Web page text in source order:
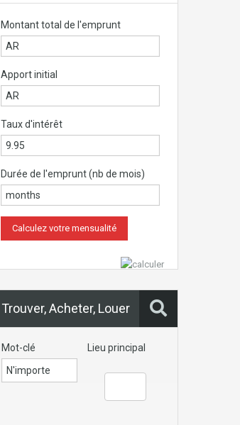
Montant total de l'emprunt
Apport initial
Taux d'intérêt
Durée de l'emprunt (nb de mois)
Trouver, Acheter, Louer
Mot-clé Lieu principal